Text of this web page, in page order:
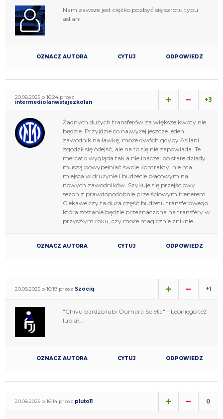
Nam zawsze jest ciężko pozbyć się szrotu typu
asllani
OZNACZ AUTORA CYTUJ ODPOWIEDZ
20.08.2025 o 16:24 przez
intermediolanwstajezkolan +3
Żadnych dużych transferów za większe kwoty nie
będzie. Przyjdzie co najwyżej jeszcze jeden
zawodnik na ławkę, może dwóch gdyby Asllani
zgodził się odejść, ale na to się nie zapowiada. Te
mercato wygląda tak a nie inaczej bo stare dziady
muszą powypełniać swoje kontrakty, nie ma
miejsca w drużynie i budżecie płacowym na
nowych zawodników. Szykuje się przejściowy
sezon z prawdopodobnie przejściowym trenerem.
Ciekawe czy ta duża część budżetu transferowego
która zostanie będzie przeznaczona na transfery w
przyszłym roku, czy może magicznie zniknie.
OZNACZ AUTORA CYTUJ ODPOWIEDZ
20.08.2025 o 16:19 przez Szociq +1
"Chivu bardzo lubi Oumara Soleta" - Leoniego też
lubiał...
OZNACZ AUTORA CYTUJ ODPOWIEDZ
20.08.2025 o 16:14 przez pluto11 0